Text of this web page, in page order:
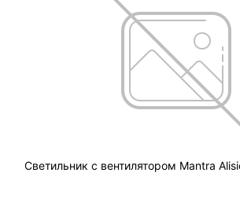
Светильник с вентилятором Mantra